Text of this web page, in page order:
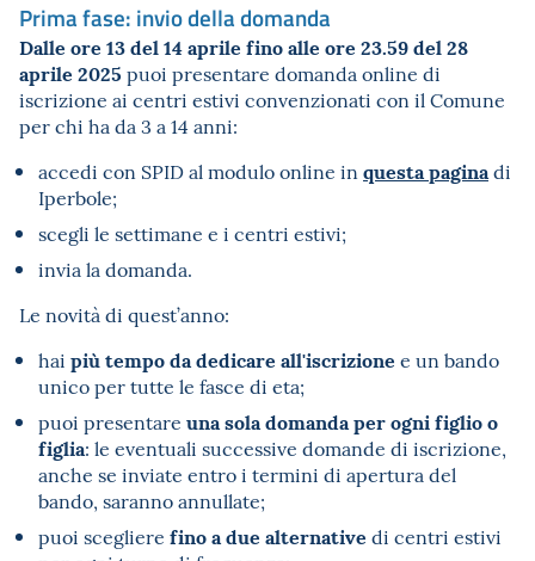
Prima fase: invio della domanda
Dalle ore 13 del 14 aprile fino alle ore 23.59 del 28
aprile 2025 puoi presentare domanda online di
iscrizione ai centri estivi convenzionati con il Comune
per chi ha da 3 a 14 anni:
accedi con SPID al modulo online in questa paginadi
Iperbole;
scegli le settimane e i centri estivi;
invia la domanda.
Le novità di quest’anno:
hai più tempo da dedicare all'iscrizione e un bando
unico per tutte le fasce di eta;
puoi presentare una sola domanda per ogni figlio o
figlia: le eventuali successive domande di iscrizione,
anche se inviate entro i termini di apertura del
bando, saranno annullate;
puoi scegliere fino a due alternative di centri estivi